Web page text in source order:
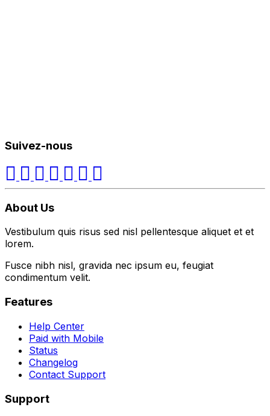
Suivez-nous
About Us
Vestibulum quis risus sed nisl pellentesque aliquet et et
lorem.
Fusce nibh nisl, gravida nec ipsum eu, feugiat
condimentum velit.
Features
Help Center
Paid with Mobile
Status
Changelog
Contact Support
Support